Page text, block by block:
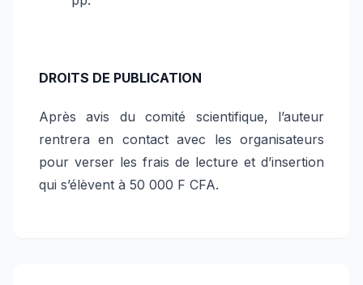
DROITS DE PUBLICATION
Après avis du comité scientifique, l’auteur
rentrera en contact avec les organisateurs
pour verser les frais de lecture et d’insertion
qui s’élèvent à 50 000 F CFA.